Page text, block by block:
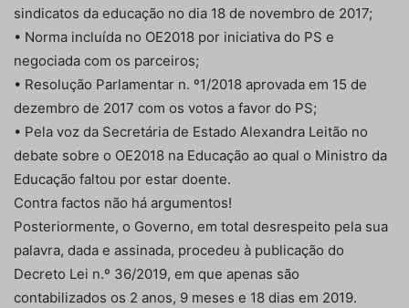
sindicatos da educação no dia 18 de novembro de 2017;
• Norma incluída no OE2018 por iniciativa do PS e
negociada com os parceiros;
• Resolução Parlamentar n. º1/2018 aprovada em 15 de
dezembro de 2017 com os votos a favor do PS;
• Pela voz da Secretária de Estado Alexandra Leitão no
debate sobre o OE2018 na Educação ao qual o Ministro da
Educação faltou por estar doente.
Contra factos não há argumentos!
Posteriormente, o Governo, em total desrespeito pela sua
palavra, dada e assinada, procedeu à publicação do
Decreto Lei n.º 36/2019, em que apenas são
contabilizados os 2 anos, 9 meses e 18 dias em 2019.